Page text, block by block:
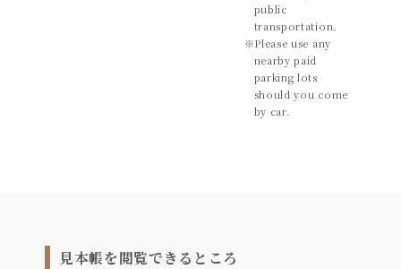
public
transportation.
※Please use any
nearby paid
parking lots
should you come
by car.
見本帳を閲覧できるところ